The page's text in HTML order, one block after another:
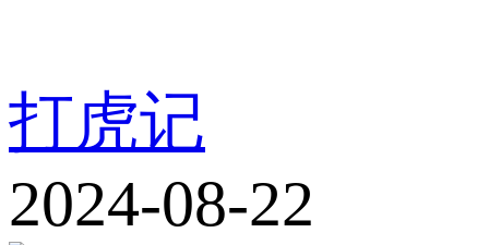
打虎记
2024-08-22